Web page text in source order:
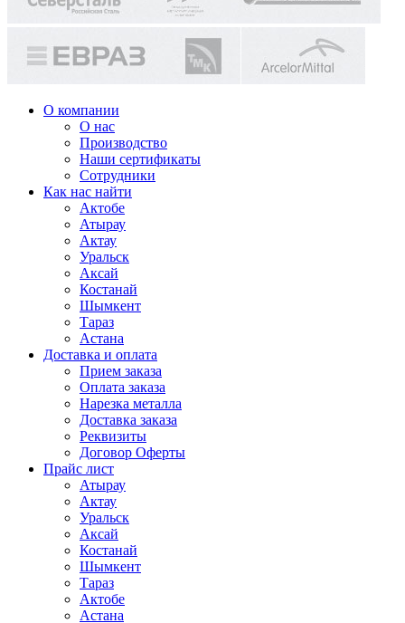
О компании
О нас
Производство
Наши сертификаты
Сотрудники
Как нас найти
Актобе
Атырау
Актау
Уральск
Аксай
Костанай
Шымкент
Тараз
Астана
Доставка и оплата
Прием заказа
Оплата заказа
Нарезка металла
Доставка заказа
Реквизиты
Договор Оферты
Прайс лист
Атырау
Актау
Уральск
Аксай
Костанай
Шымкент
Тараз
Актобе
Астана